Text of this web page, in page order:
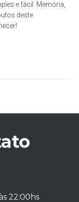
e fácil. Memória,
deste
22:00hs